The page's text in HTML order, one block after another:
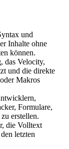
und
Inhalte ohne
können.
das Velocity,
und die direkte
Makros
Formulare,
erstellen.
die Volltext
letzten